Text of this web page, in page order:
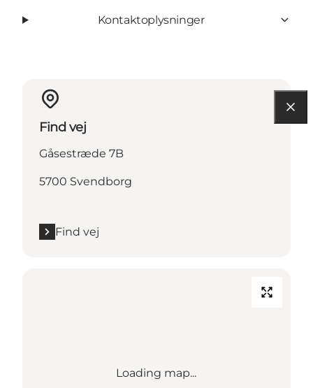
Kontaktoplysninger
Find vej
Gåsestræde 7B
5700 Svendborg
Find vej
Loading map...